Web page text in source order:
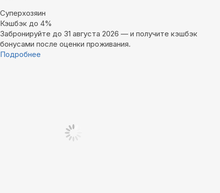
Суперхозяин
Кэшбэк до 4%
Забронируйте до 31 августа 2026 — и получите кэшбэк
бонусами после оценки проживания.
Подробнее